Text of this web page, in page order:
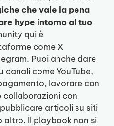
che vale la pena
hype intorno al tuo
qui è
come X
Puoi anche dare
canali come YouTube,
lavorare con
collaborazioni con
articoli su siti
Il playbook non si